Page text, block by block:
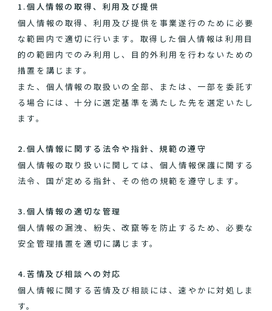
1.個人情報の取得、利用及び提供
個人情報の取得、利用及び提供を事業遂行のために必要
な範囲内で適切に行います。取得した個人情報は利用目
的の範囲内でのみ利用し、目的外利用を行わないための
措置を講じます。
また、個人情報の取扱いの全部、または、一部を委託す
る場合には、十分に選定基準を満たした先を選定いたし
ます。
2.個人情報に関する法令や指針、規範の遵守
個人情報の取り扱いに関しては、個人情報保護に関する
法令、国が定める指針、その他の規範を遵守します。
3.個人情報の適切な管理
個人情報の漏洩、紛失、改竄等を防止するため、必要な
安全管理措置を適切に講じます。
4.苦情及び相談への対応
個人情報に関する苦情及び相談には、速やかに対処しま
す。